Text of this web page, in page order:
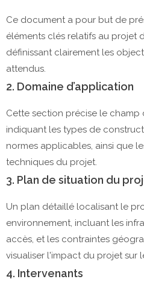
Ce document a pour but de
éléments clés relatifs au projet
définissant clairement les
attendus.
2. Domaine d’application
Cette section précise le
indiquant les types de
normes applicables, ainsi que
techniques du projet.
3. Plan de situation du
Un plan détaillé localisant le
environnement, incluant les
accès, et les contraintes
visualiser l'impact du projet sur
4. Intervenants